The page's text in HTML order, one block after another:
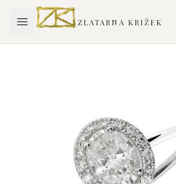
ZLATARNA KRIŽEK